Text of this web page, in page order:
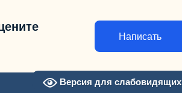
Написать
Версия для слабовидящих